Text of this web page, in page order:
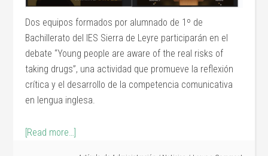
Dos equipos formados por alumnado de 1º de
Bachillerato del IES Sierra de Leyre participarán en el
debate “Young people are aware of the real risks of
taking drugs”, una actividad que promueve la reflexión
crítica y el desarrollo de la competencia comunicativa
en lengua inglesa.
[Read more…]